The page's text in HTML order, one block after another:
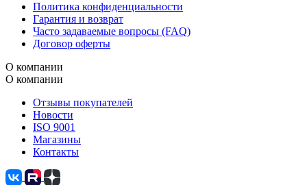
Политика конфиденциальности
Гарантия и возврат
Часто задаваемые вопросы (FAQ)
Договор оферты
О компании
О компании
Отзывы покупателей
Новости
ISO 9001
Магазины
Контакты